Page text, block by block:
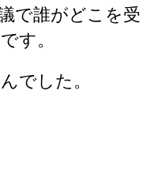
で誰がどこを受
す。
でした。